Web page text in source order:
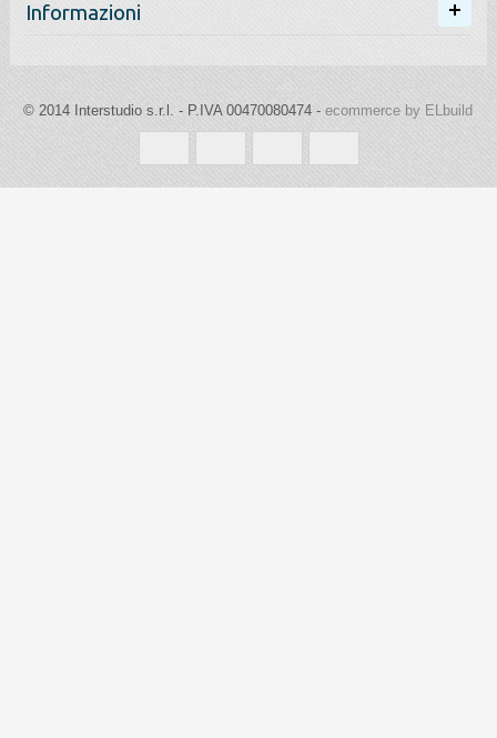
Informazioni
© 2014 Interstudio s.r.l. - P.IVA 00470080474 -ecommerce by ELbuild